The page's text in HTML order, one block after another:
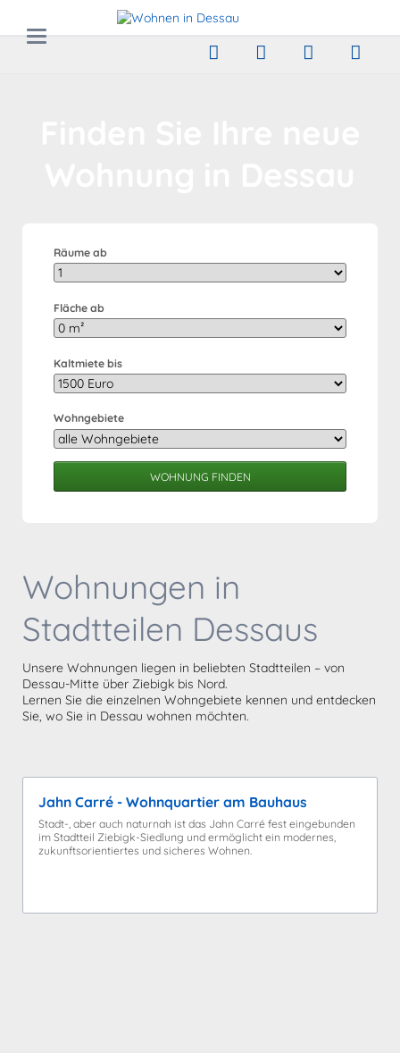
Räume ab
Fläche ab
Kaltmiete bis
Wohngebiete
WOHNUNG FINDEN
Wohnungen in
Stadtteilen Dessaus
Unsere Wohnungen liegen in beliebten Stadtteilen – von
Dessau-Mitte über Ziebigk bis Nord.
Lernen Sie die einzelnen Wohngebiete kennen und entdecken
Sie, wo Sie in Dessau wohnen möchten.
Jahn Carré - Wohnquartier am Bauhaus
Stadt-, aber auch naturnah ist das Jahn Carré fest eingebunden
im Stadtteil Ziebigk-Siedlung und ermöglicht ein modernes,
zukunftsorientiertes und sicheres Wohnen.